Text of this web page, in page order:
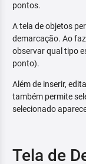
pontos.
A tela de objetos
demarcação. Ao
observar qual tipo
ponto).
Além de inserir,
também permite
selecionado
Tela de